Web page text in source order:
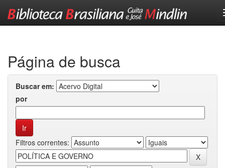
Página de busca
Buscar em:
por
Filtros correntes: